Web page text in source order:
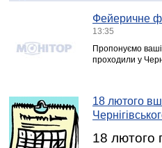
Фейеричне
13:35
Пропонуємо
проходили у
18 лютого
18 лютого